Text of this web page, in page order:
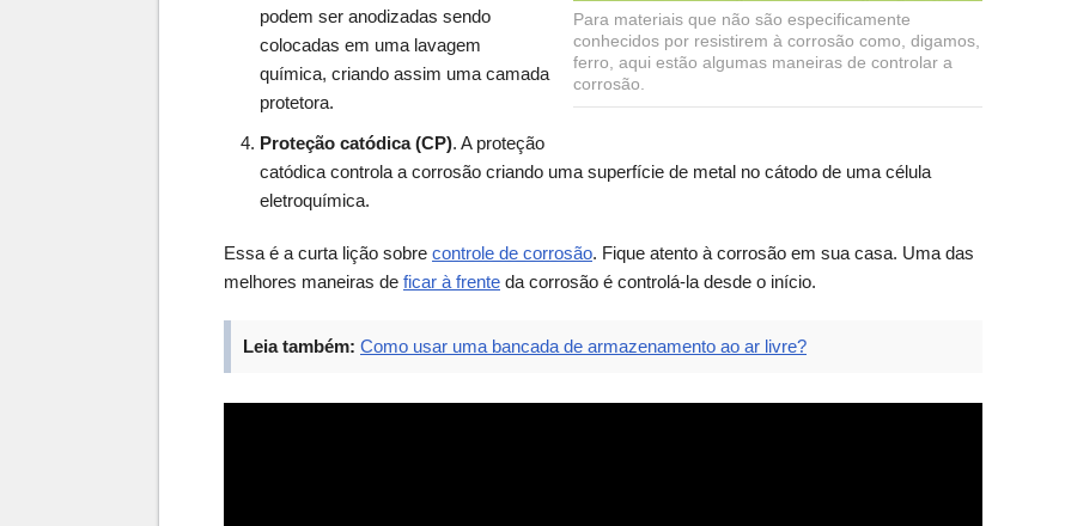
Para materiais que não são especificamente
conhecidos por resistirem à corrosão como, digamos,
ferro, aqui estão algumas maneiras de controlar a
corrosão.
podem ser anodizadas sendo
colocadas em uma lavagem
química, criando assim uma camada
protetora.
Proteção catódica (CP). A proteção
catódica controla a corrosão criando uma superfície de metal no cátodo de uma célula
eletroquímica.
Essa é a curta lição sobre controle de corrosão. Fique atento à corrosão em sua casa. Uma das
melhores maneiras de ficar à frente da corrosão é controlá-la desde o início.
Leia também: Como usar uma bancada de armazenamento ao ar livre?